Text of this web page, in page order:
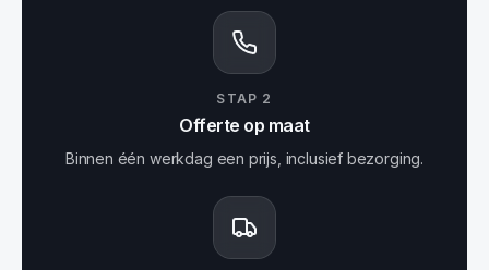
STAP 2
Offerte op maat
Binnen één werkdag een prijs, inclusief bezorging.